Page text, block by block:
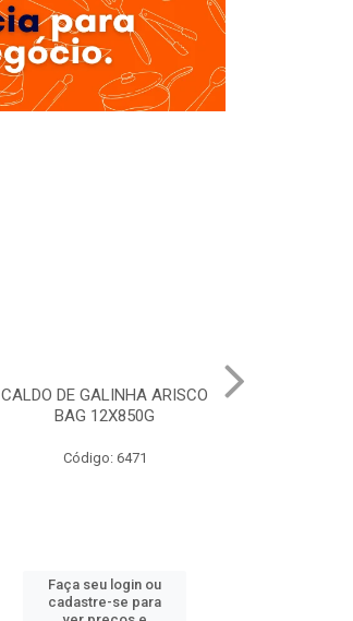
CALDO DE GALINHA ARISCO
BAG 12X850G
Código: 6471
Faça seu login ou
cadastre-se para